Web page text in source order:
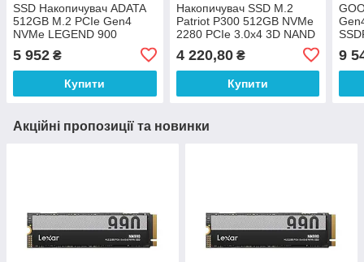
SSD Накопичувач ADATA
512GB M.2 PCIe Gen4
NVMe LEGEND 900
5 952 ₴
Купити
Накопичувач SSD M.2
Patriot P300 512GB NVMe
2280 PCIe 3.0x4 3D NAND
4 220,80₴
Купити
9
Акційні пропозиції та новинки